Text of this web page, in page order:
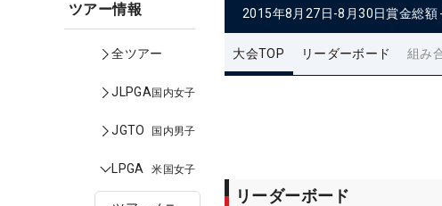
ツアー情報
全ツアー
JLPGA国内女子
JGTO 国内男子
LPGA 米国女子
2015年8月27日-8月30日賞金総額
大会TOP リーダーボード 組み
リーダーボード